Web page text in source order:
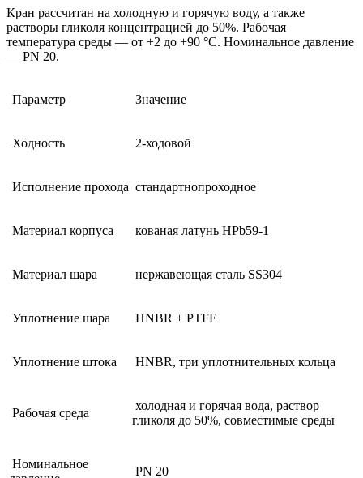
Кран рассчитан на холодную и горячую воду, а также
растворы гликоля концентрацией до 50%. Рабочая
температура среды — от +2 до +90 °C. Номинальное давление
— PN 20.
Параметр Значение
Ходность 2-ходовой
Исполнение прохода стандартнопроходное
Материал корпуса кованая латунь HPb59-1
Материал шара нержавеющая сталь SS304
Уплотнение шара HNBR + PTFE
Уплотнение штока HNBR, три уплотнительных кольца
Рабочая среда
холодная и горячая вода, раствор
гликоля до 50%, совместимые среды
Номинальное
PN 20